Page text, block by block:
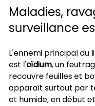
Maladies,
surveillance
L'ennemi principal du
est l'oïdium, un
recouvre feuilles et
apparaît surtout par
et humide, en début